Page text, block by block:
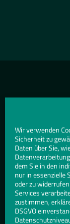
Wir verwenden
Sicherheit zu
Daten über Sie,
dem Sie in den
nur in essenzielle
oder zu
Services
zustimmen,
DSGVO